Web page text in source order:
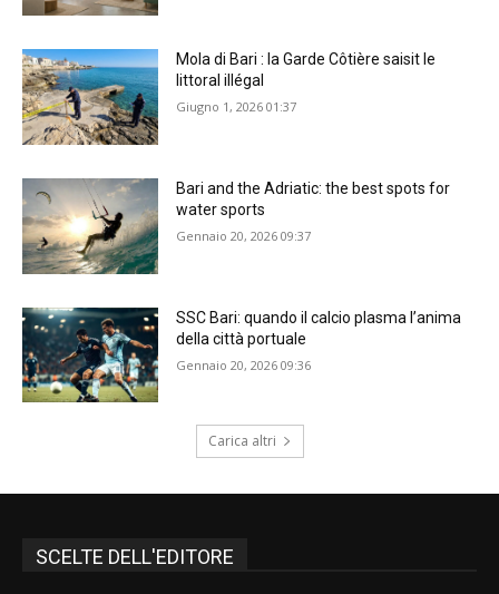
Mola di Bari : la Garde Côtière saisit le
littoral illégal
Giugno 1, 2026 01:37
Bari and the Adriatic: the best spots for
water sports
Gennaio 20, 2026 09:37
SSC Bari: quando il calcio plasma l’anima
della città portuale
Gennaio 20, 2026 09:36
Carica altri
SCELTE DELL'EDITORE